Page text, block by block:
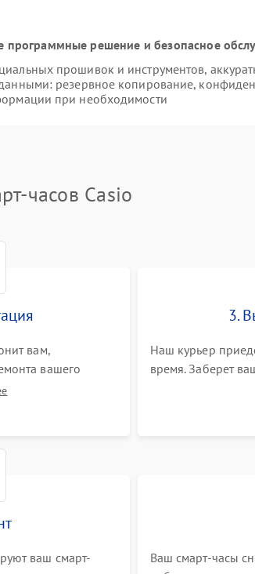
программные решение и безопасное
прошивок и инструментов,
резервное копирование,
при необходимости
часов Casio
вам,
вашего
все ваши
3.
Наш курьер
время. Заберет
склад для
ваш смарт-
Ваш смарт-часы